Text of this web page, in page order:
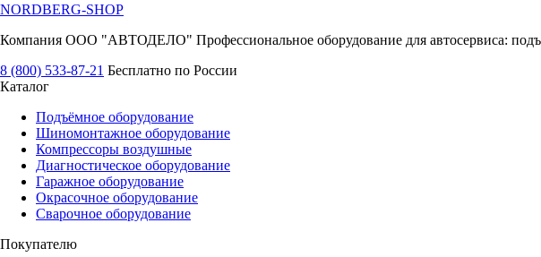
NORDBERG-SHOP
Компания ООО "АВТОДЕЛО" Профессиональное оборудование для автосервиса:
8 (800) 533-87-21 Бесплатно по России
Каталог
Подъёмное оборудование
Шиномонтажное оборудование
Компрессоры воздушные
Диагностическое оборудование
Гаражное оборудование
Окрасочное оборудование
Сварочное оборудование
Покупателю